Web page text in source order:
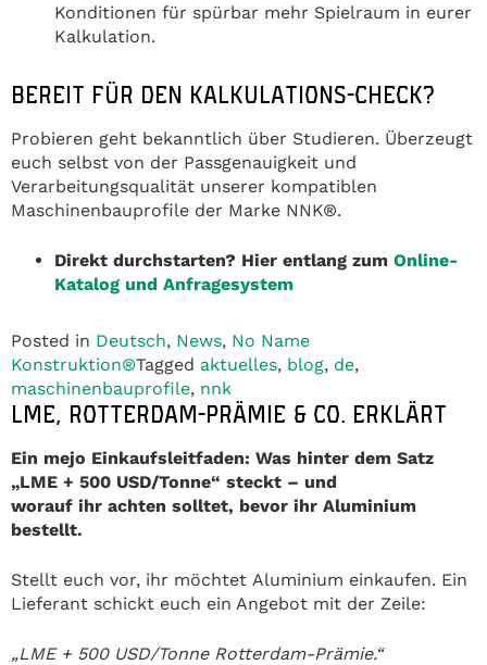
Konditionen für spürbar mehr Spielraum in eurer
Kalkulation.
BEREIT FÜR DEN KALKULATIONS-CHECK?
Probieren geht bekanntlich über Studieren. Überzeugt
euch selbst von der Passgenauigkeit und
Verarbeitungsqualität unserer kompatiblen
Maschinenbauprofile der Marke NNK®.
Direkt durchstarten? Hier entlang zum Online-
Katalog und Anfragesystem
Posted in Deutsch, News, No Name
Konstruktion®Tagged aktuelles, blog, de,
maschinenbauprofile, nnk
LME, ROTTERDAM-PRÄMIE & CO. ERKLÄRT
Ein mejo Einkaufsleitfaden: Was hinter dem Satz
„LME + 500 USD/Tonne“ steckt – und
worauf ihr achten solltet, bevor ihr Aluminium
bestellt.
Stellt euch vor, ihr möchtet Aluminium einkaufen. Ein
Lieferant schickt euch ein Angebot mit der Zeile:
„LME + 500 USD/Tonne Rotterdam-Prämie.“